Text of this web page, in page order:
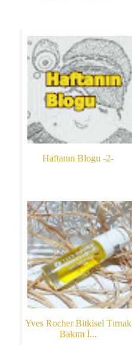
Haftanın Blogu -2-
Yves Rocher Bitkisel Tırnak
Bakım İ...